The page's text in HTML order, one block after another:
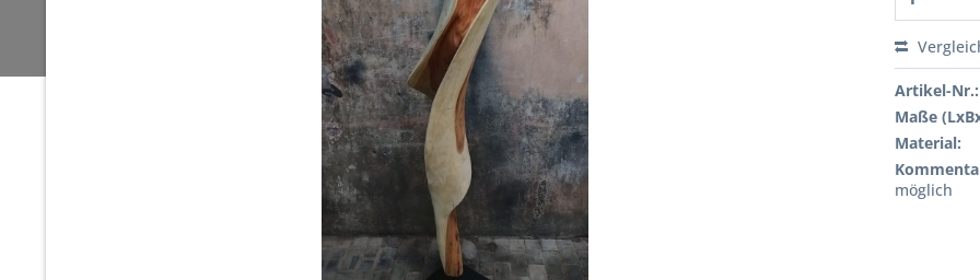
Artikel-Nr.:
Maße
Material:
möglich